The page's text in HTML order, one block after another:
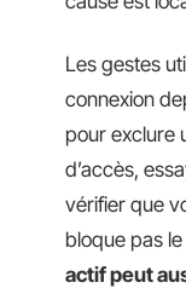
Les gestes
connexion
pour exclure
d’accès,
vérifier que
bloque pas
actif peut